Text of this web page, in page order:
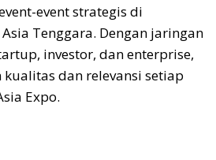
event strategis di
Tenggara. Dengan jaringan
investor, dan enterprise,
dan relevansi setiap
Expo.